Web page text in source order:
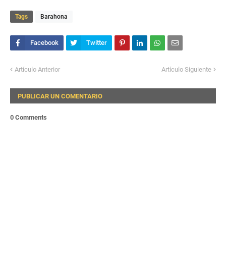
Tags Barahona
Artículo Anterior Artículo Siguiente
PUBLICAR UN COMENTARIO
0 Comments